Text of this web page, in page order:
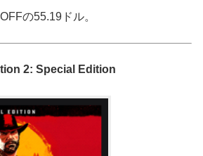
の55.19ドル。
2: Special Edition